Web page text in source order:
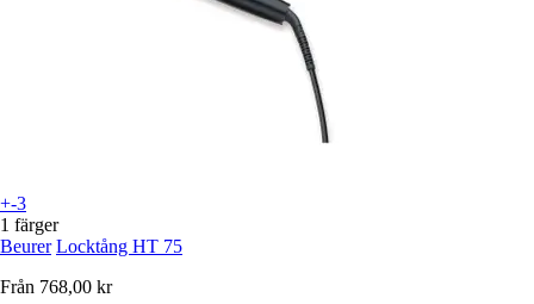
+-3
1 färger
Beurer Locktång HT 75
Från 768,00 kr